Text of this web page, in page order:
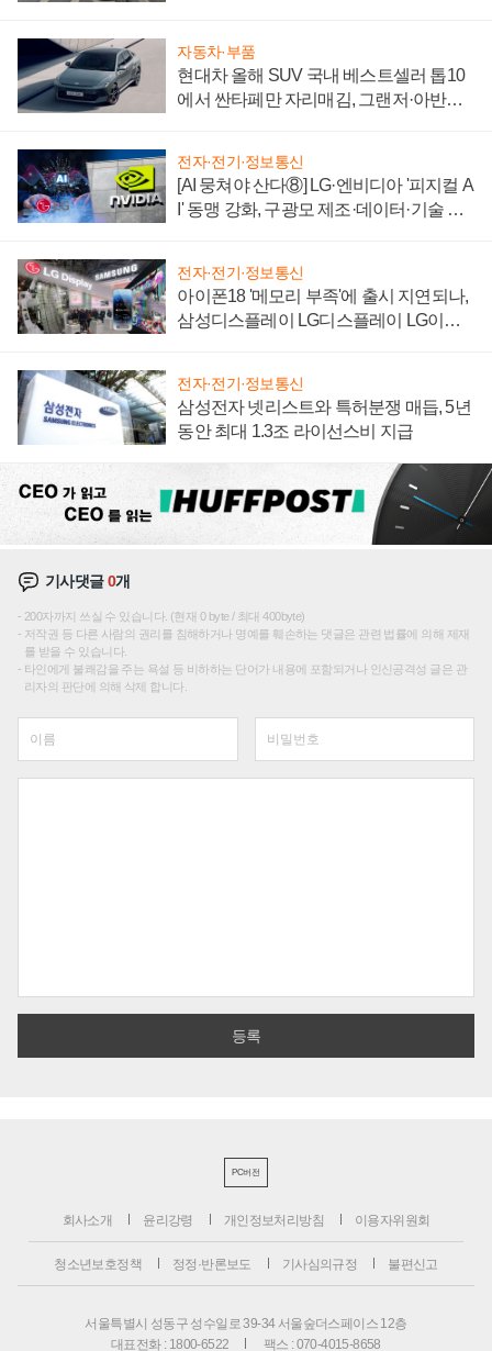
자동차·부품
현대차 올해 SUV 국내 베스트셀러 톱10
에서 싼타페만 자리매김, 그랜저·아반떼
전자·전기·정보통신
[AI 뭉쳐야 산다⑧] LG·엔비디아 '피지컬 A
I' 동맹 강화, 구광모 제조·데이터·기술 결
전자·전기·정보통신
아이폰18 '메모리 부족'에 출시 지연되나,
삼성디스플레이 LG디스플레이 LG이노
전자·전기·정보통신
삼성전자 넷리스트와 특허분쟁 매듭, 5년
동안 최대 1.3조 라이선스비 지급
기사댓글0개
200자까지 쓰실 수 있습니다. (현재 0 byte / 최대 400byte)
저작권 등 다른 사람의 권리를 침해하거나 명예를 훼손하는 댓글은 관련 법률에 의해 제재
를 받을 수 있습니다.
타인에게 불쾌감을 주는 욕설 등 비하하는 단어가 내용에 포함되거나 인신공격성 글은 관
리자의 판단에 의해 삭제 합니다.
PC버전
회사소개 윤리강령 개인정보처리방침 이용자위원회
청소년보호정책 정정·반론보도 기사심의규정 불편신고
서울특별시 성동구 성수일로 39-34 서울숲더스페이스 12층
대표전화 : 1800-6522
팩스 : 070-4015-8658